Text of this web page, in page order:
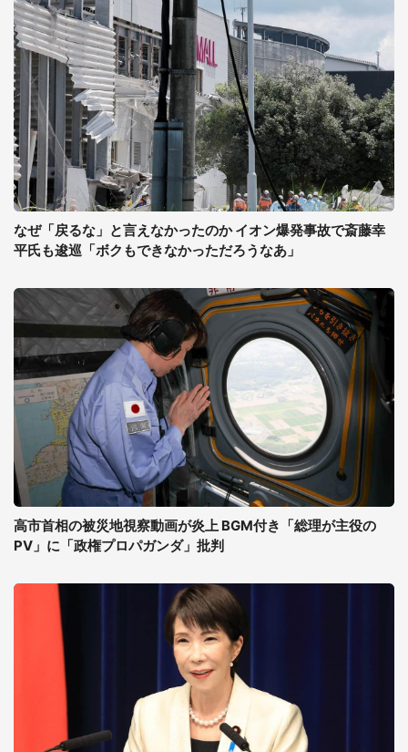
なぜ「戻るな」と言えなかったのか イオン爆発事故で斎藤幸
平氏も逡巡「ボクもできなかっただろうなあ」
高市首相の被災地視察動画が炎上 BGM付き「総理が主役の
PV」に「政権プロパガンダ」批判